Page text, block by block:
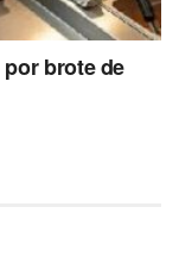
brote de